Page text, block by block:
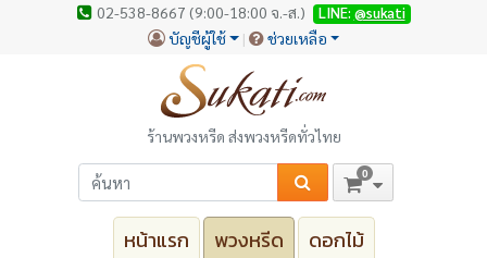
02-538-8667 (9:00-18:00 จ.-ส.) LINE: @sukati
บัญชีผู้ใช้ ช่วยเหลือ
ร้านพวงหรีด ส่งพวงหรีดทั่วไทย
0
หน้าแรก พวงหรีด ดอกไม้